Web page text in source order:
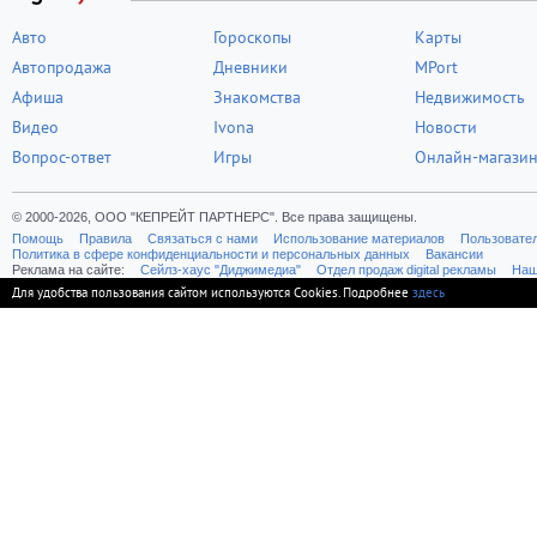
Авто
Автопродажа
Афиша
Видео
Вопрос-ответ
Гороскопы
Дневники
Знакомства
Ivona
Игры
Карты
MPort
Недвижимость
Новости
Онлайн-магазин
© 2000-2026, ООО "КЕПРЕЙТ ПАРТНЕРС". Все права защищены.
Помощь
Правила Связаться с нами Использование материалов
Политика в сфере конфиденциальности и персональных данных
Вакансии
Реклама на сайте:
Cейлз-хаус "Диджимедиа" Отдел продаж digital рекламы
Для удобства пользования сайтом используются Cookies. Подробнее здесь